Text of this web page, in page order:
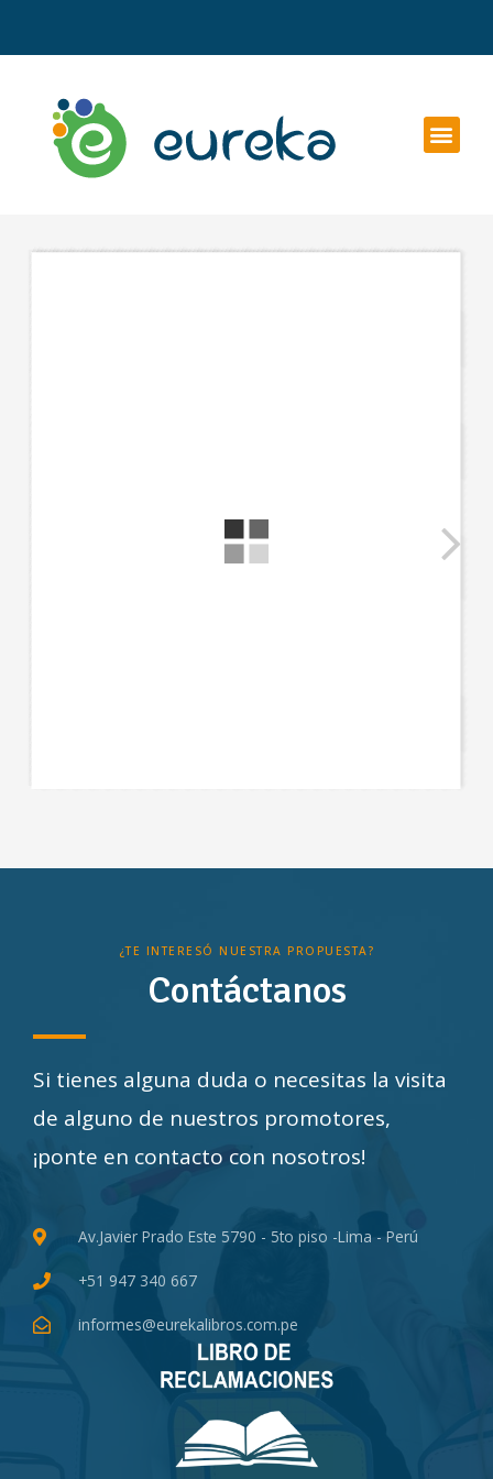
¿TE INTERESÓ NUESTRA PROPUESTA?
Contáctanos
Si tienes alguna duda o necesitas la visita
de alguno de nuestros promotores,
¡ponte en contacto con nosotros!
Av.Javier Prado Este 5790 - 5to piso -Lima - Perú
+51 947 340 667
informes@eurekalibros.com.pe